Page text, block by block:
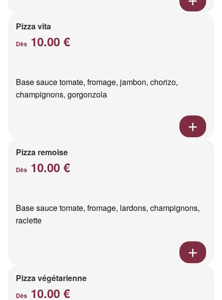
Pizza vita
Dès 10.00 €
Base sauce tomate, fromage, jambon, chorizo,
champignons, gorgonzola
Pizza remoise
Dès 10.00 €
Base sauce tomate, fromage, lardons, champignons,
raclette
Pizza végétarienne
Dès 10.00 €